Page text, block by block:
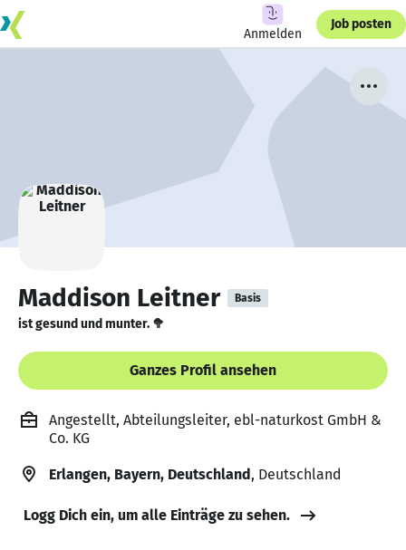
Anmelden
Job posten
Maddison Leitner Basis
ist gesund und munter. 🥦
Ganzes Profil ansehen
Angestellt, Abteilungsleiter, ebl-naturkost GmbH &
Co. KG
Erlangen, Bayern, Deutschland, Deutschland
Logg Dich ein, um alle Einträge zu sehen.